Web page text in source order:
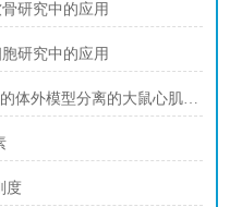
研究中的应用
研究中的应用
piuma压痕仪在基质加固Ca影响的体外模型分离的大鼠心肌细胞肌脂肪
度